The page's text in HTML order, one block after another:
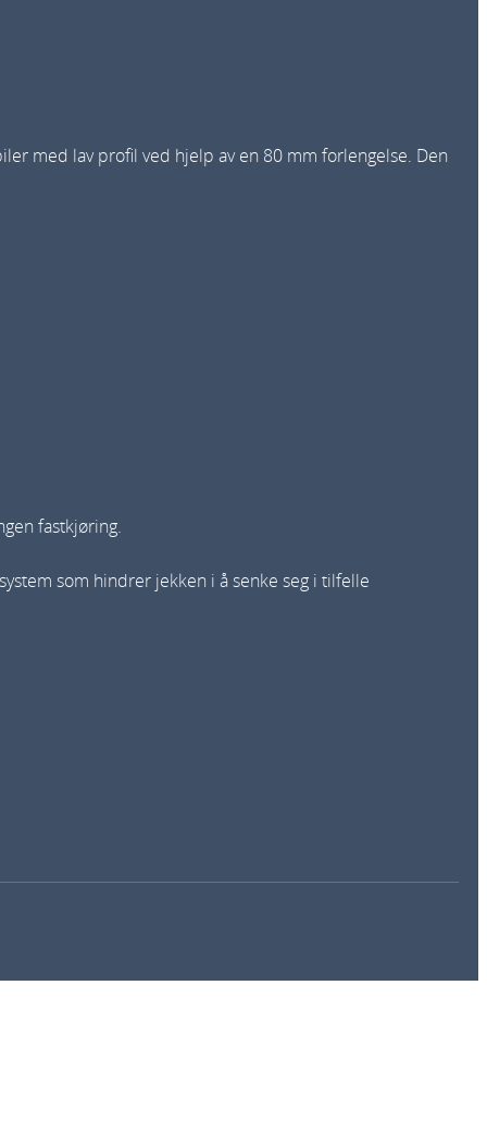
med lav profil ved hjelp av en 80 mm forlengelse. Den
fastkjøring.
som hindrer jekken i å senke seg i tilfelle